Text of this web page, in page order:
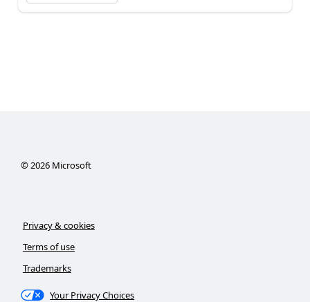
© 2026Microsoft
Privacy & cookies
Terms of use
Trademarks
Your Privacy Choices